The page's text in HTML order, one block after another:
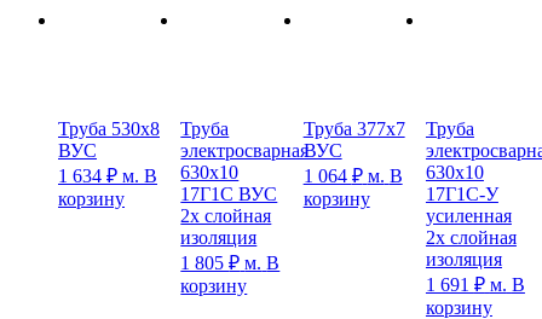
Труба 530х8
ВУС
1 634 ₽ м. В
корзину
Труба
электросварная
630х10
17Г1С ВУС
2х слойная
изоляция
1 805₽ м. В
корзину
Труба 377х7
ВУС
1 064 ₽ м. В
корзину
Труба
630х10
17Г1С-У
усиленная
2х слойная
изоляция
1 691 ₽ м. В
корзину